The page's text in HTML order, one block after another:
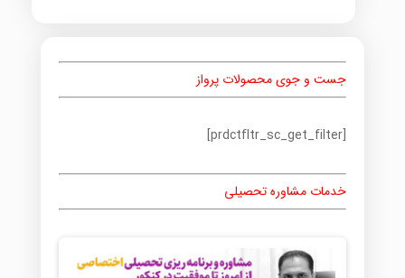
جست و جوی محصولات پرواز
[prdctfltr_sc_get_filter]
خدمات مشاوره تحصیلی